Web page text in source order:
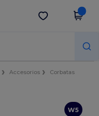
Descargar app
Accesorios
Corbatas
W5